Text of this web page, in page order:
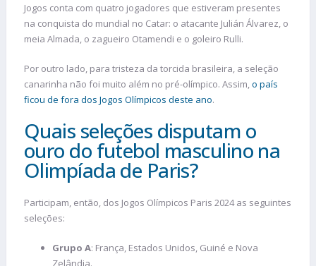
Jogos conta com quatro jogadores que estiveram presentes
na conquista do mundial no Catar: o atacante Julián Álvarez, o
meia Almada, o zagueiro Otamendi e o goleiro Rulli.
Por outro lado, para tristeza da torcida brasileira, a seleção
canarinha não foi muito além no pré-olímpico. Assim,o país
ficou de fora dos Jogos Olímpicos deste ano.
Quais seleções disputam o
ouro do futebol masculino na
Olimpíada de Paris?
Participam, então, dos Jogos Olímpicos Paris 2024 as seguintes
seleções:
Grupo A: França, Estados Unidos, Guiné e Nova
Zelândia.